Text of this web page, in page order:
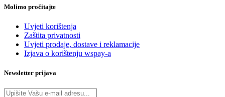
Molimo pročitajte
Uvjeti korištenja
Zaštita privatnosti
Uvjeti prodaje, dostave i reklamacije
Izjava o korištenju wspay-a
Newsletter prijava